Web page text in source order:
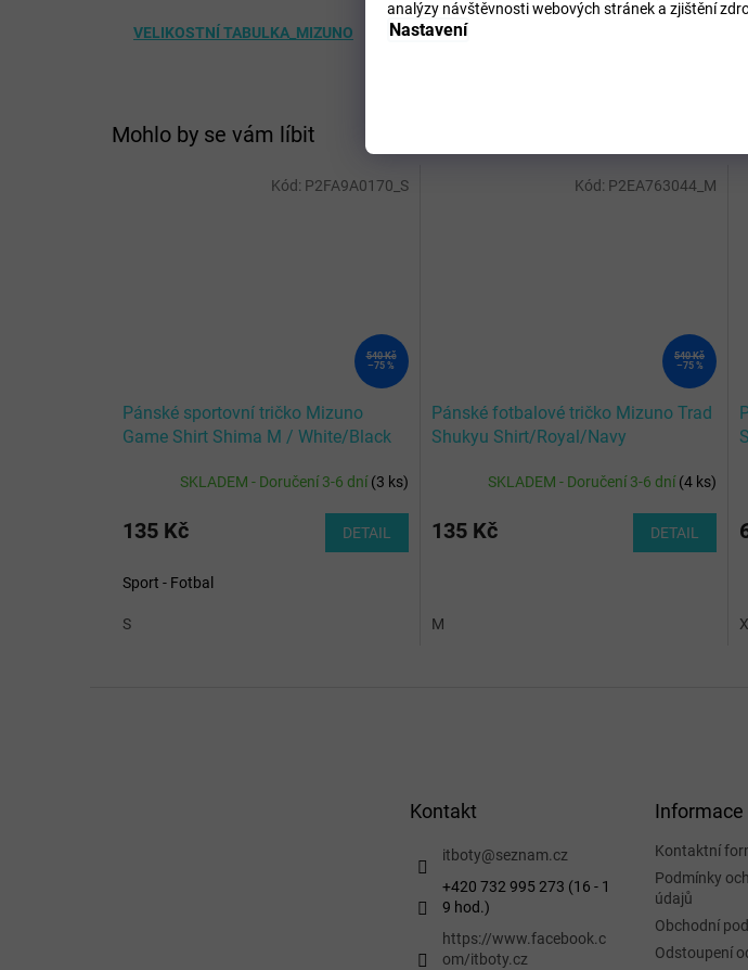
analýzy návštěvnosti webových stránek a zjištění
Nastavení
Mohlo by se vám líbit
540 Kč
–75 %
Pánské sportovní tričko Mizuno
Game Shirt Shima M / White/Black
SKLADEM - Doručení 3-6 dní(3 ks)
135 Kč DETAIL
Sport - Fotbal
S
Kód: P2FA9A0170_S
540 Kč
–75 %
Pánské fotbalové tričko Mizuno Trad
Shukyu Shirt/Royal/Navy
SKLADEM - Doručení 3-6 dní(4 ks)
135 Kč DETAIL
M
Kód: P2EA763044_M
VELIKOSTNÍ TABULKA_MIZUNO
Kontakt
itboty@seznam.cz
+420 732 995 273 (16 - 1
9 hod.)
https://www.facebook.c
om/itboty.cz
Informace
Kontaktní
Podmínky
údajů
Obchodní
Odstoupení